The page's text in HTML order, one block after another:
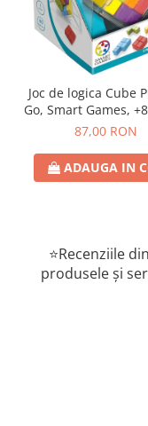
Joc de logica Cube
Go, Smart Games,
romana
87,00 RON
ADAUGA IN
⭐Recenziile
produsele și